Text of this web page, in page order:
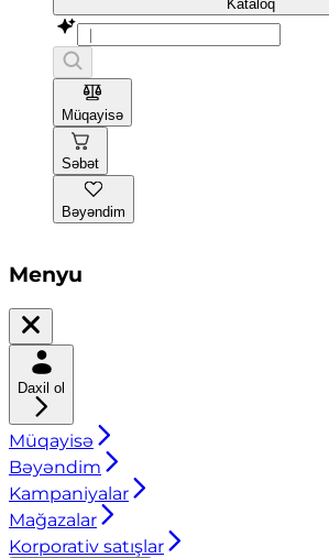
Kataloq
Müqayisə
Səbət
Bəyəndim
Menyu
Daxil ol
Müqayisə
Bəyəndim
Kampaniyalar
Mağazalar
Korporativ satışlar